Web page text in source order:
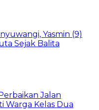
Yasmin (9)
Sejak Balita
Jalan
Warga Kelas Dua